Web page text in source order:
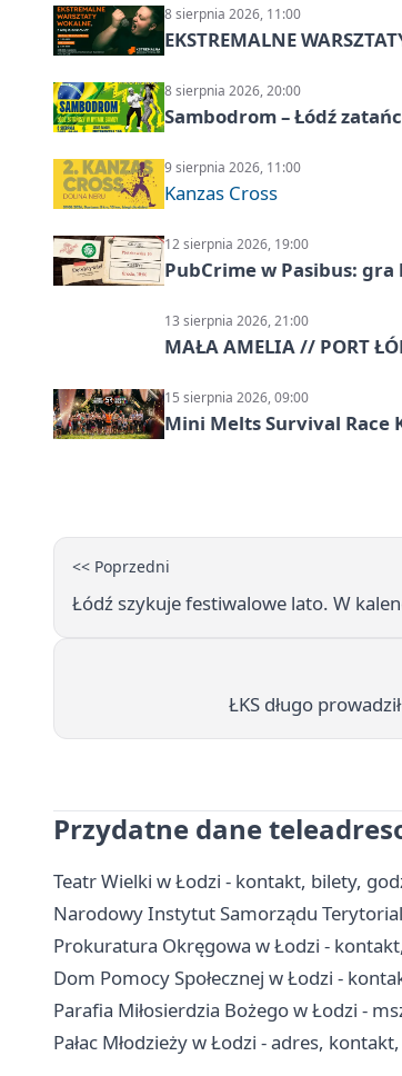
8 sierpnia 2026, 11:00
EKSTREMALNE
8 sierpnia 2026, 20:00
Sambodrom – Łódź
9 sierpnia 2026, 11:00
Kanzas Cross
12 sierpnia 2026, 19:00
PubCrime w Pasibus:
13 sierpnia 2026, 21:00
MAŁA AMELIA // PORT
15 sierpnia 2026, 09:00
Mini Melts Survival Race
<< Poprzedni
Łódź szykuje festiwalowe lato. W
ŁKS długo
Przydatne dane
Teatr Wielki w Łodzi - kontakt, bilety,
Narodowy Instytut Samorządu
Prokuratura Okręgowa w Łodzi -
Dom Pomocy Społecznej w Łodzi -
Parafia Miłosierdzia Bożego w Łodzi -
Pałac Młodzieży w Łodzi - adres,